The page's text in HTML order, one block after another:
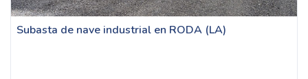
Subasta de nave industrial en RODA (LA)